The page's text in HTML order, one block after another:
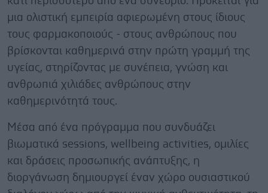
μια ολιστική εμπειρία αφιερωμένη στους ίδιους
τους φαρμακοποιούς - στους ανθρώπους που
βρίσκονται καθημερινά στην πρώτη γραμμή της
υγείας, στηρίζοντας με συνέπεια, γνώση και
ανθρωπιά χιλιάδες ανθρώπους στην
καθημερινότητά τους.
Μέσα από ένα πρόγραμμα που συνδυάζει
βιωματικά sessions, wellbeing activities, ομιλίες
και δράσεις προσωπικής ανάπτυξης, η
διοργάνωση δημιουργεί έναν χώρο ουσιαστικού